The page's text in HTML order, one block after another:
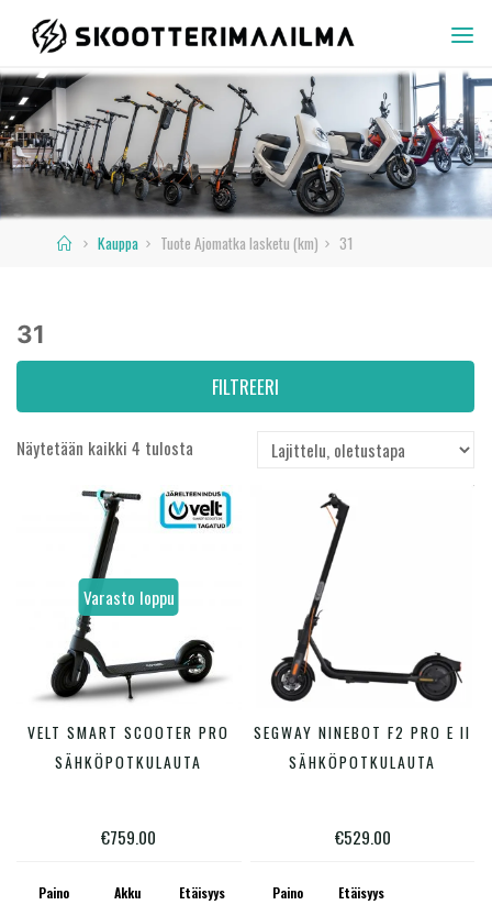
content
SKOOTTERIMAAILMA
HomeKauppa Tuote Ajomatka lasketu (km) 31
31
FILTREERI
Hinta
€489—
Varastossa
Näytetään kaikki 4 tulosta
Varasto loppu
VALITSE VAIHTOEHDOISTA Tällä
Voit
VELT SMART SCOOTER PRO
SÄHKÖPOTKULAUTA
€759.00
Paino Akku Etäisyys
LISÄÄ OSTOSKORIIN
SEGWAY NINEBOT F2 PRO E II
SÄHKÖPOTKULAUTA
€529.00
Paino Etäisyys